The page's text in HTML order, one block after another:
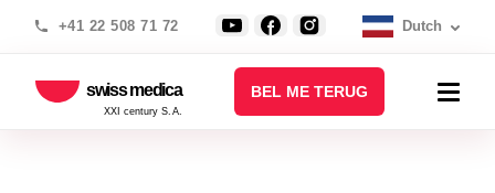
+41 22 508 71 72 Dutch
swiss medica
XXI century S.A.
BEL ME TERUG